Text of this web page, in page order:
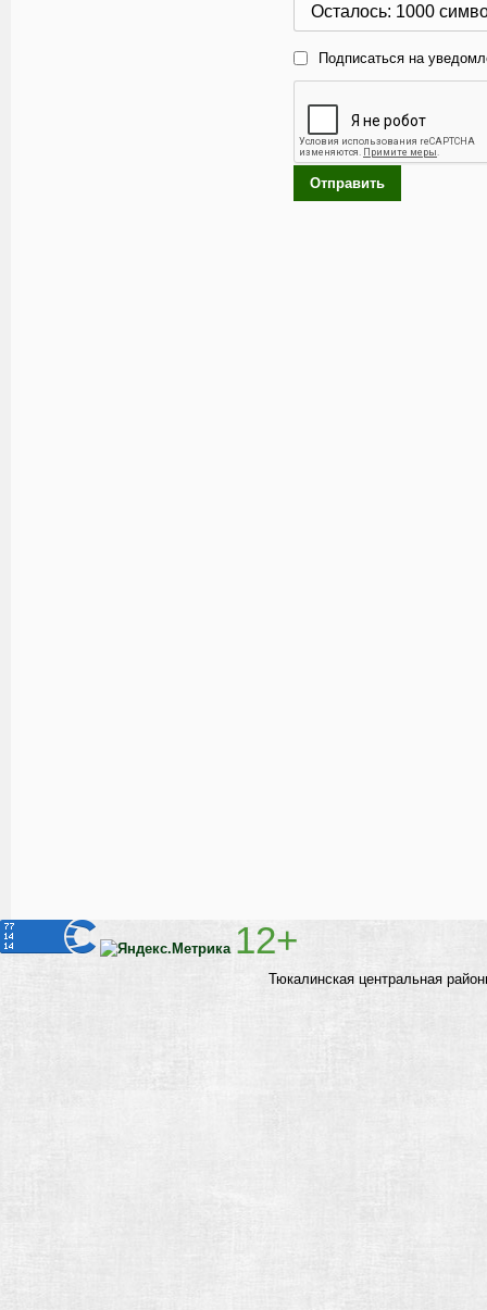
Осталось: 1000
Подписаться на
Отправить
12+
Тюкалинская центральная